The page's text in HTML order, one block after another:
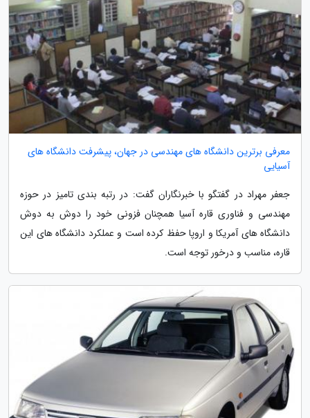
معرفی برترین دانشگاه های مهندسی در جهان، پیشرفت دانشگاه های
آسیایی
جعفر مهراد در گفتگو با خبرنگاران گفت: در رتبه بندی تامیز در حوزه
مهندسی و فناوری قاره آسیا همچنان فزونی خود را دوش به دوش
دانشگاه های آمریکا و اروپا حفظ کرده است و عملکرد دانشگاه های این
قاره، مناسب و درخور توجه است.